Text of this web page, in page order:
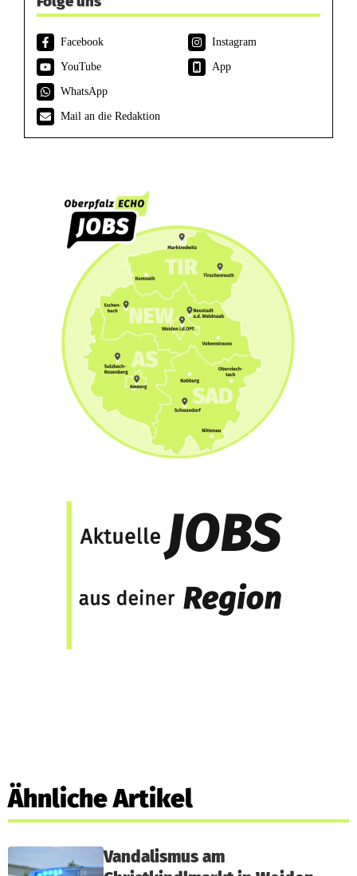
Facebook
Instagram
YouTube
App
WhatsApp
Mail an die Redaktion
Ähnliche Artikel
Vandalismus am